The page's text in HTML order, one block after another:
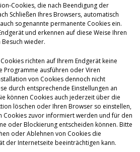
Cookies, die nach Beendigung der
Schließen Ihres Browsers, automatisch
sogenannte permanente Cookies ein.
und erkennen auf diese Weise Ihren
wieder.
richten auf Ihrem Endgerät keine
Programme ausführen oder Viren
von Cookies dennoch nicht
durch entsprechende Einstellungen an
können Cookies auch jederzeit über die
löschen oder Ihren Browser so einstellen,
Cookies zuvor informiert werden und für den
oder Blockierung entscheiden können. Bitte
oder Ablehnen von Cookies die
der Internetseite beeinträchtigen kann.